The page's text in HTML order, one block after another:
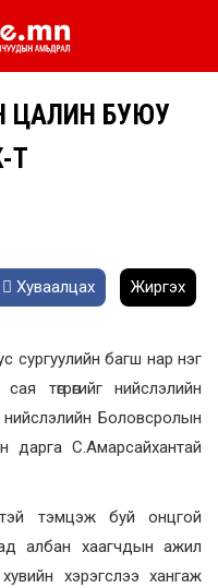
ЦАЛИН БУЮУ
Т
Хуваалцах Жиргэх
сургуулийн багш нар нэг
төгрөгийг нийслэлийн
Боловсролын
дарга С.Амарсайхантай
тэмцэж буй онцгой
албан хаагчдын ажил
хэрэгслээ хангаж